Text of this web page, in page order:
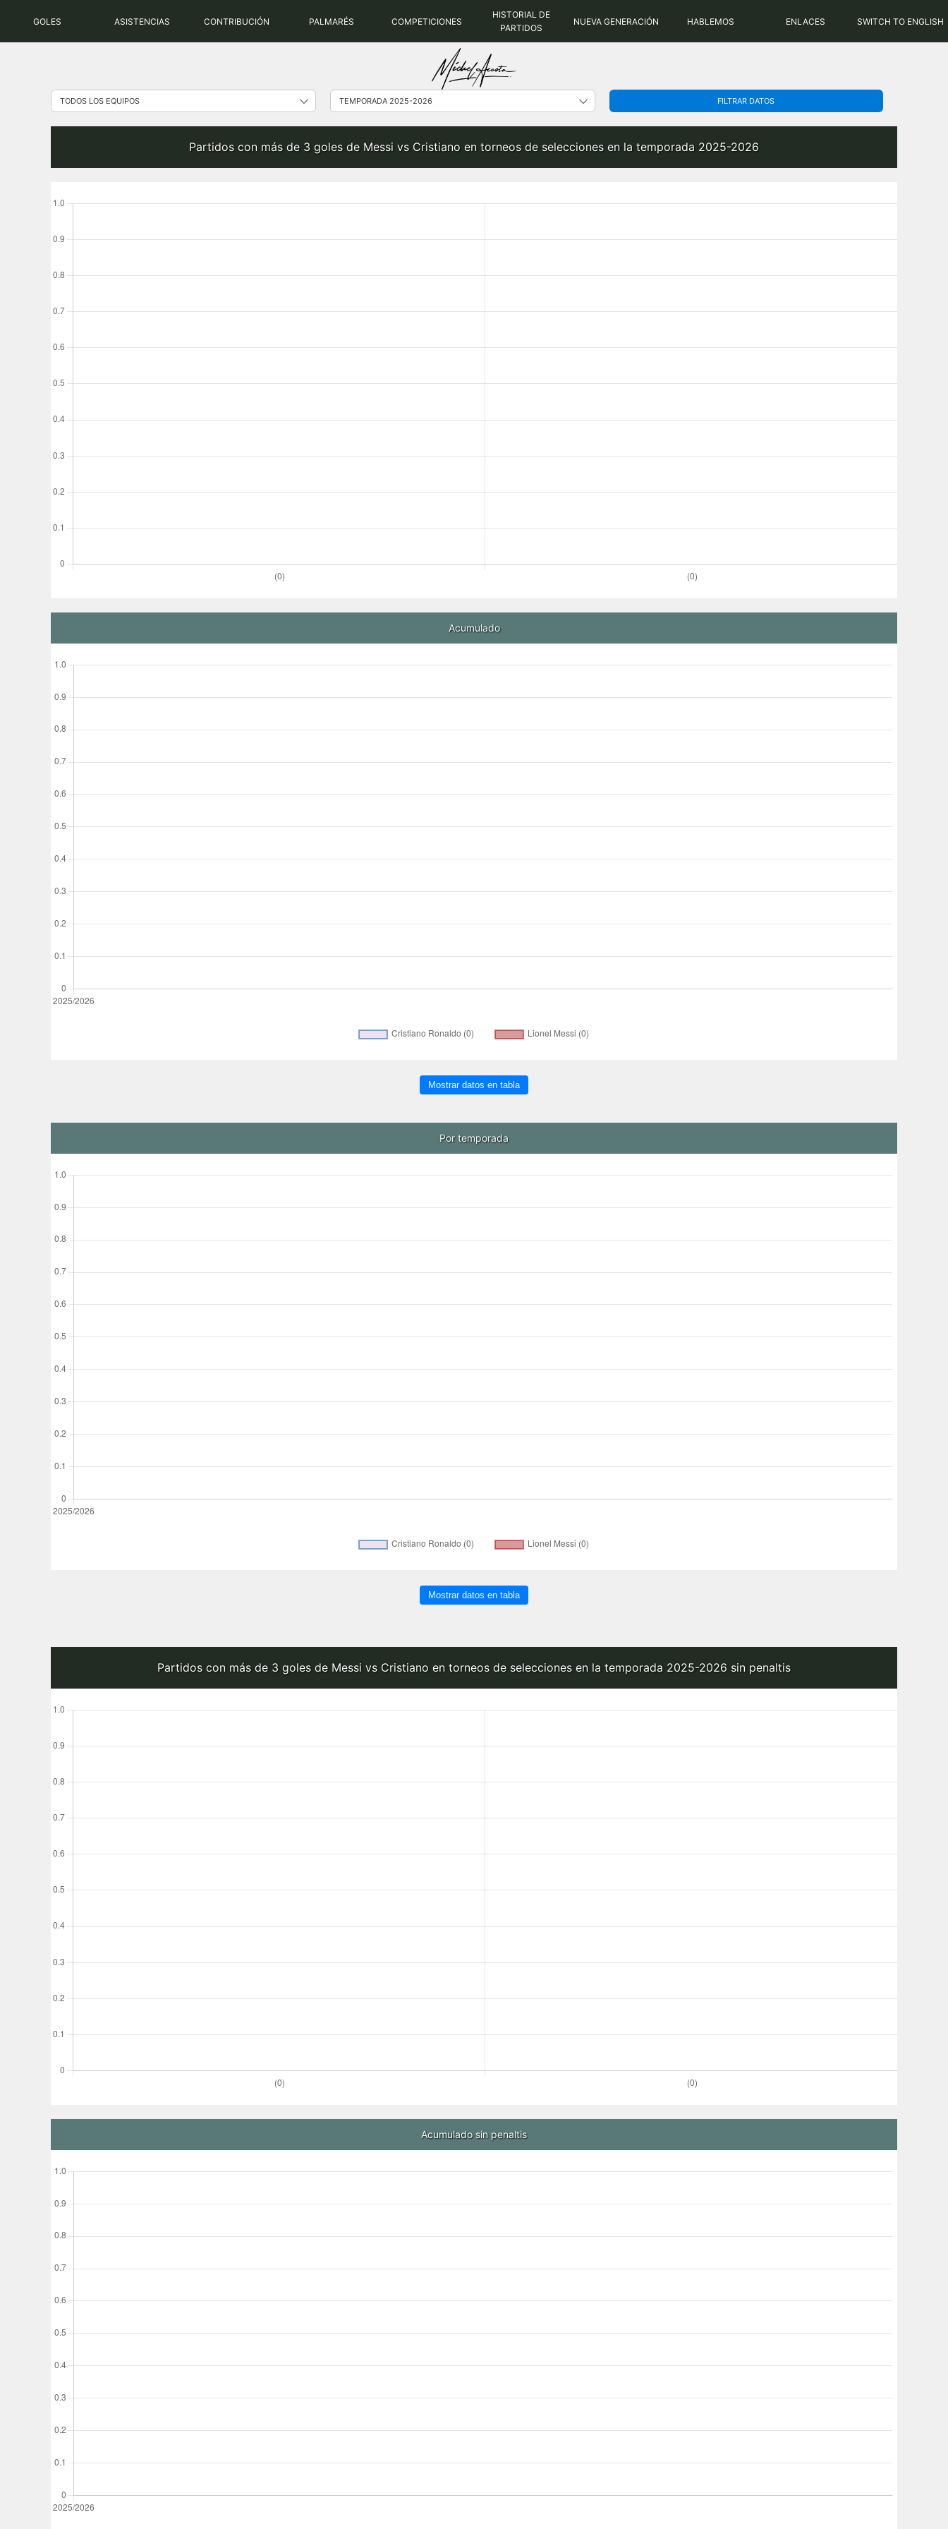
GOLES ASISTENCIAS CONTRIBUCIÓN PALMARÉS COMPETICIONES
HISTORIAL DE
PARTIDOS
NUEVA GENERACIÓN HABLEMOS ENLACES SWITCH TO ENGLISH
FILTRAR DATOS
Partidos con más de 3 goles de Messi vs Cristiano en torneos de selecciones en la temporada 2025-2026
Acumulado
Mostrar datos en tabla
Por temporada
Mostrar datos en tabla
Partidos con más de 3 goles de Messi vs Cristiano en torneos de selecciones en la temporada 2025-2026 sin penaltis
Acumulado sin penaltis